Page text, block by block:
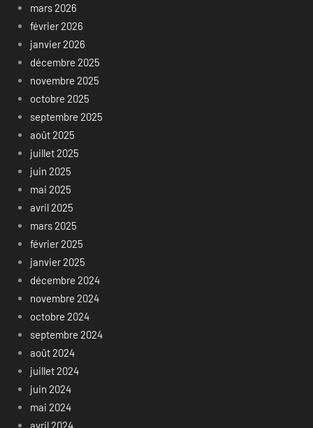
mars 2026
février 2026
janvier 2026
décembre 2025
novembre 2025
octobre 2025
septembre 2025
août 2025
juillet 2025
juin 2025
mai 2025
avril 2025
mars 2025
février 2025
janvier 2025
décembre 2024
novembre 2024
octobre 2024
septembre 2024
août 2024
juillet 2024
juin 2024
mai 2024
avril 2024